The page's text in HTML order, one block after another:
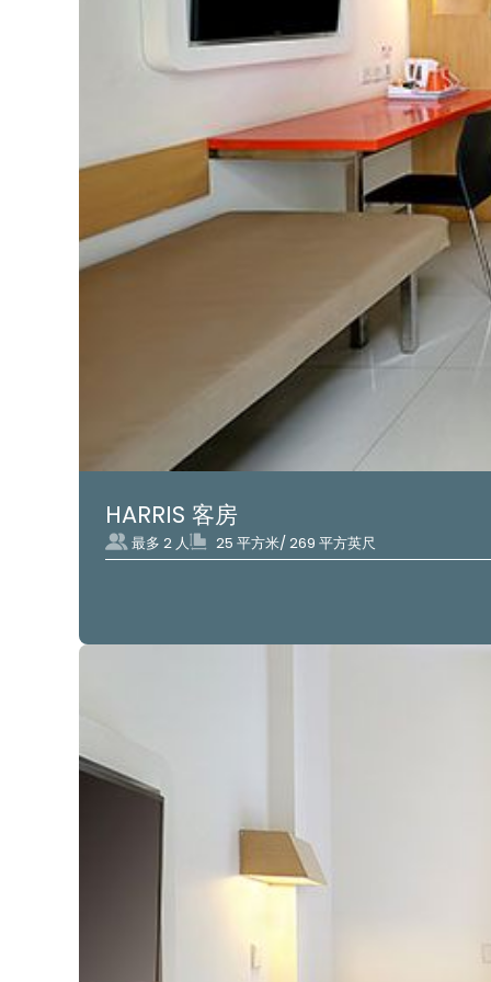
HARRIS 客房
最多 2 人 25 平方米/ 269 平方英尺